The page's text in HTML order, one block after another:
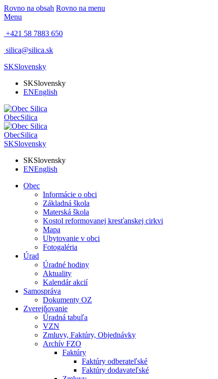
Rovno na obsah Rovno na menu
Menu
+421 58 7883 650
silica@silica.sk
SKSlovensky
SKSlovensky
ENEnglish
ObecSilica
ObecSilica
SKSlovensky
SKSlovensky
ENEnglish
Obec
Informácie o obci
Základná škola
Materská škola
Kostol reformovanej kresťanskej cirkvi
Mapa
Ubytovanie v obci
Fotogaléria
Úrad
Úradné hodiny
Aktuality
Kalendár akcií
Samospráva
Dokumenty OZ
Zverejňovanie
Úradná tabuľa
VZN
Zmluvy, Faktúry, Objednávky
Archív FZO
Faktúry
Faktúry odberateľské
Faktúry dodavateľské